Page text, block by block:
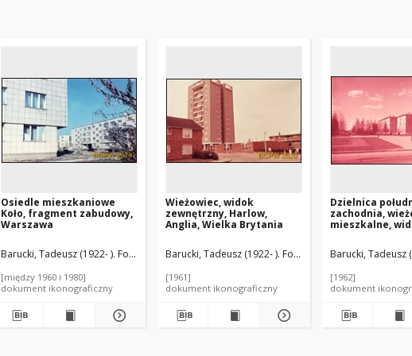
Osiedle mieszkaniowe
Koło, fragment zabudowy,
Warszawa
Barucki, Tadeusz (1922- ). Fotograf
[między 1960 i 1980]
dokument ikonograficzny
Wieżowiec, widok
zewnętrzny, Harlow,
Anglia, Wielka Brytania
Barucki, Tadeusz (1922- ). Fotograf
[1961]
dokument ikonograficzny
Dzielnica
zachodnia,
mieszkalne,
Barucki, Tadeusz
[1962]
dokument